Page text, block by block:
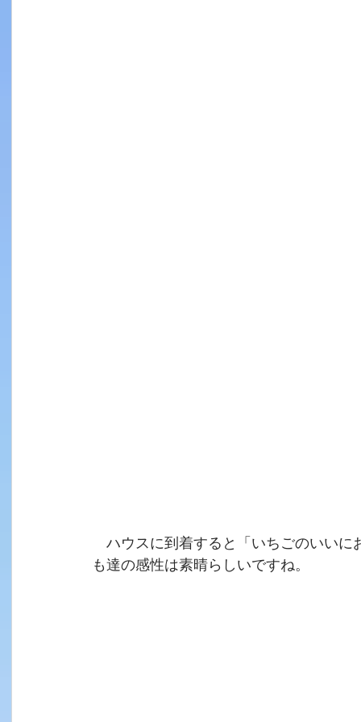
ハウスに到着すると「いちごのいいに
も達の感性は素晴らしいですね。